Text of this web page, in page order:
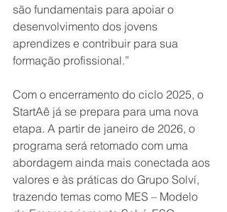
são fundamentais para apoiar o
desenvolvimento dos jovens
aprendizes e contribuir para sua
formação profissional.”
Com o encerramento do ciclo 2025, o
StartAê já se prepara para uma nova
etapa. A partir de janeiro de 2026, o
programa será retomado com uma
abordagem ainda mais conectada aos
valores e às práticas do Grupo Solví,
trazendo temas como MES – Modelo